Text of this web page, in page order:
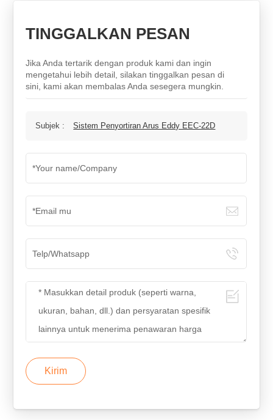
TINGGALKAN PESAN
Jika Anda tertarik dengan produk kami dan ingin
mengetahui lebih detail, silakan tinggalkan pesan di
sini, kami akan membalas Anda sesegera mungkin.
Subjek : Sistem Penyortiran Arus Eddy EEC-22D
Kirim